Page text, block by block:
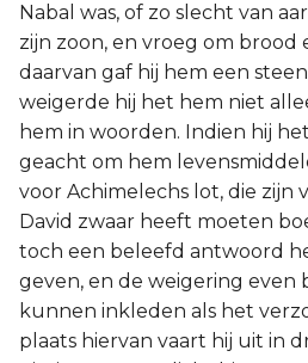
Nabal was, of zo slecht van
zijn zoon, en vroeg om brood
daarvan gaf hij hem een
weigerde hij het hem niet
hem in woorden. Indien hij
geacht om hem
voor Achimelechs lot, die zijn
David zwaar heeft moeten
toch een beleefd antwoord
geven, en de weigering even
kunnen inkleden als het
plaats hiervan vaart hij uit in